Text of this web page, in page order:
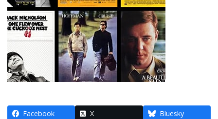
Facebook X
Bluesky